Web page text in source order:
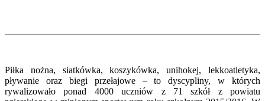
Piłka nożna, siatkówka, koszykówka, unihokej, lekkoatletyka,
pływanie oraz biegi przełajowe – to dyscypliny, w których
rywalizowało ponad 4000 uczniów z 71 szkół z powiatu